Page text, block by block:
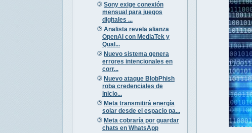
Sony exige conexión
mensual para juegos
digitales ...
Analista revela alianza
OpenAI con MediaTek y
Qual...
Nuevo sistema genera
errores intencionales en
corr...
Nuevo ataque BlobPhish
roba credenciales de
inicio...
Meta transmitirá energía
solar desde el espacio pa...
Meta cobraría por guardar
chats en WhatsApp